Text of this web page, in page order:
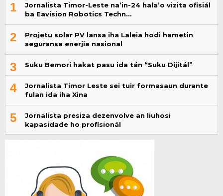
1
Jornalista Timor-Leste na’in-24 hala’o vizita ofisiál
ba Eavision Robotics Techn…
2
Projetu solar PV lansa iha Laleia hodi hametin
seguransa enerjia nasional
3 Suku Bemori hakat pasu ida tán “Suku Dijitál”
4
Jornalista Timor Leste sei tuir formasaun durante
fulan ida iha Xina
5
Jornalista presiza dezenvolve an liuhosi
kapasidade ho profisionál